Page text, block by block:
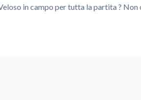
in campo per tutta la partita ? Non